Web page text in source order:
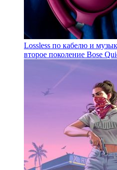
Lossless по кабелю и
второе поколение Bose